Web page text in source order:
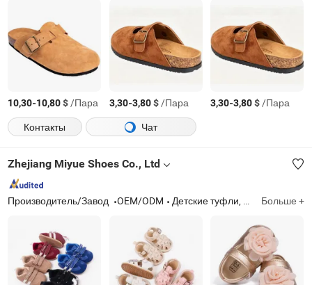
10,30-10,80$/Пара 3,30-3,80$/Пара 3,30-3,80$/Пара
Контакты
Чат
Zhejiang Miyue Shoes Co., Ltd
Производитель/Завод OEM/ODM Детские туфли, обувь для детей Больше +